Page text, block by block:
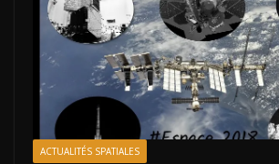
ACTUALITÉS SPATIALES